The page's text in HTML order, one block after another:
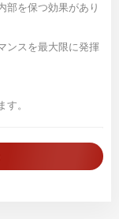
部を保つ効果があり
ンスを最大限に発揮
。